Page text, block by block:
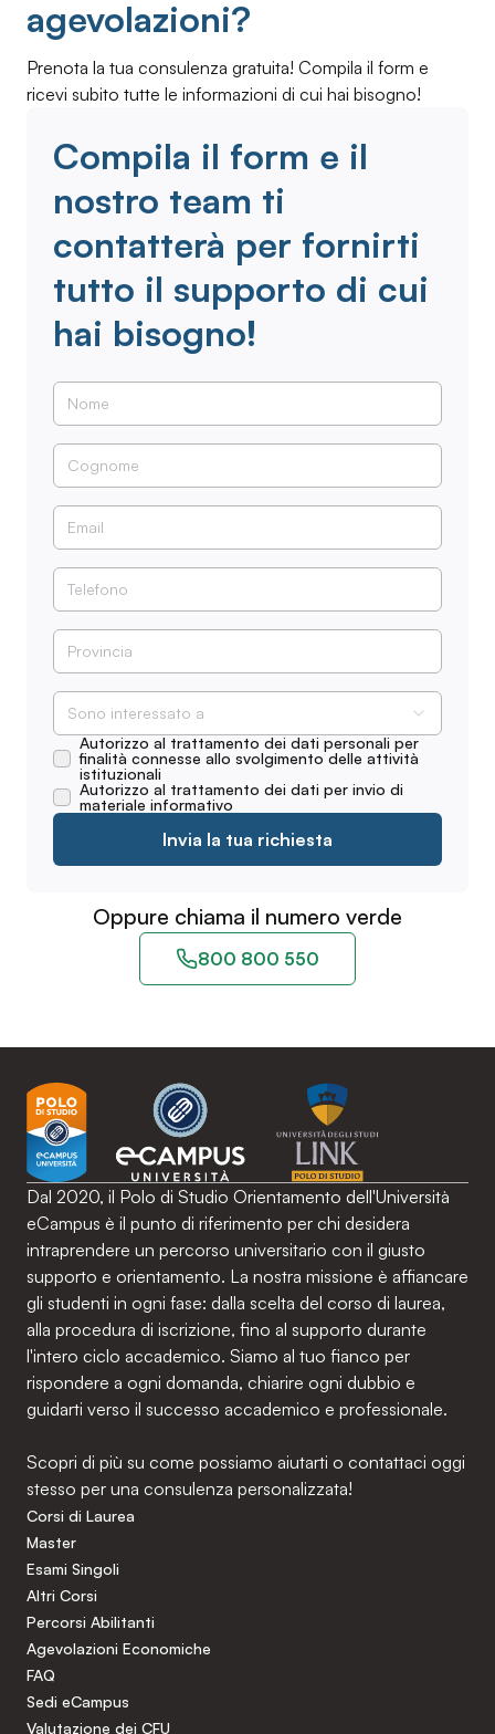
agevolazioni?
Prenota la tua consulenza gratuita! Compila il form e
ricevi subito tutte le informazioni di cui hai bisogno!
Compila il form e il
nostro team ti
contatterà per fornirti
tutto il supporto di cui
hai bisogno!
Sono interessato a
Autorizzo al trattamento dei dati personali per
finalità connesse allo svolgimento delle attività
istituzionali
Autorizzo al trattamento dei dati per invio di
materiale informativo
Invia la tua richiesta
Oppure chiama il numero verde
800 800 550
Dal 2020, il Polo di Studio Orientamento dell'Università
eCampus è il punto di riferimento per chi desidera
intraprendere un percorso universitario con il giusto
supporto e orientamento. La nostra missione è affiancare
gli studenti in ogni fase: dalla scelta del corso di laurea,
alla procedura di iscrizione, fino al supporto durante
l'intero ciclo accademico. Siamo al tuo fianco per
rispondere a ogni domanda, chiarire ogni dubbio e
guidarti verso il successo accademico e professionale.
Scopri di più su come possiamo aiutarti o contattaci oggi
stesso per una consulenza personalizzata!
Corsi di Laurea
Master
Esami Singoli
Altri Corsi
Percorsi Abilitanti
Agevolazioni Economiche
FAQ
Sedi eCampus
Valutazione dei CFU